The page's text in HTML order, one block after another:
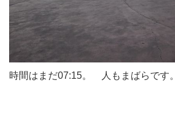
時間はまだ07:15。 人もまばらです。